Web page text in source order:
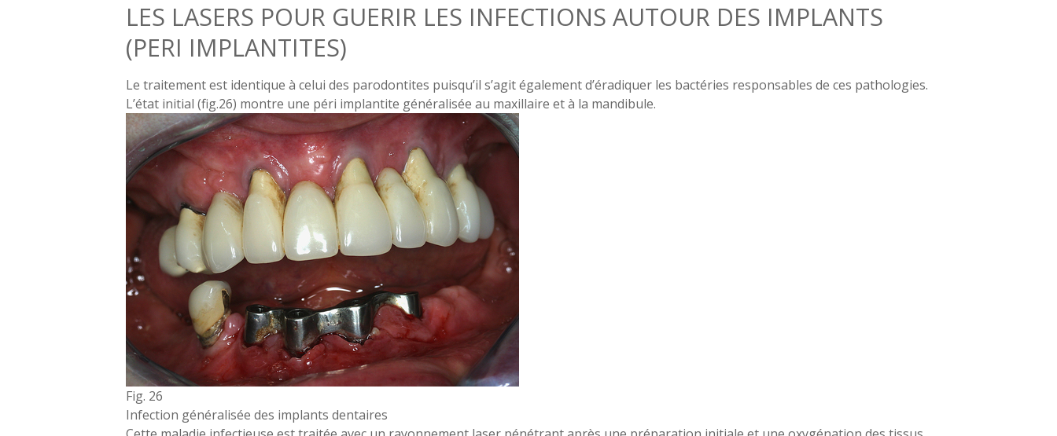
LES LASERS POUR GUERIR LES INFECTIONS AUTOUR DES IMPLANTS
(PERI IMPLANTITES)
Le traitement est identique à celui des parodontites puisqu’il s’agit également d’éradiquer les bactéries responsables de ces pathologies.
L’état initial (fig.26) montre une péri implantite généralisée au maxillaire et à la mandibule.
Fig. 26
Infection généralisée des implants dentaires